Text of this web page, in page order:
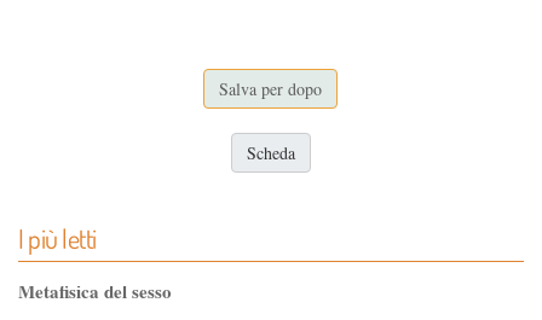
Salva per dopo
Scheda
I più letti
Metafisica del sesso